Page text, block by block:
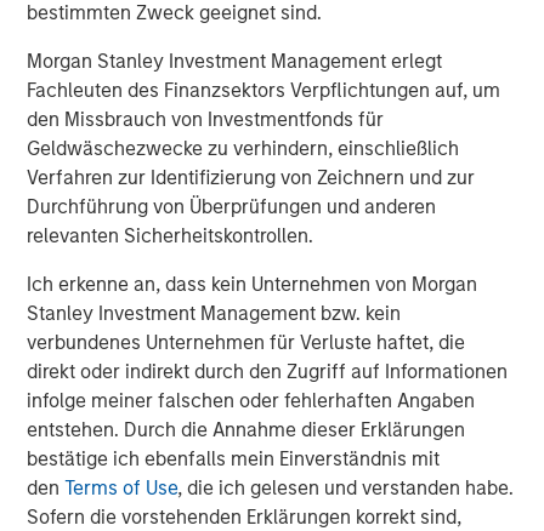
bestimmten Zweck geeignet sind.
Morgan Stanley Investment Management erlegt
Fachleuten des Finanzsektors Verpflichtungen auf, um
den Missbrauch von Investmentfonds für
Geldwäschezwecke zu verhindern, einschließlich
Verfahren zur Identifizierung von Zeichnern und zur
Durchführung von Überprüfungen und anderen
relevanten Sicherheitskontrollen.
Ich erkenne an, dass kein Unternehmen von Morgan
Stanley Investment Management bzw. kein
verbundenes Unternehmen für Verluste haftet, die
direkt oder indirekt durch den Zugriff auf Informationen
infolge meiner falschen oder fehlerhaften Angaben
entstehen. Durch die Annahme dieser Erklärungen
bestätige ich ebenfalls mein Einverständnis mit
denTerms of Use, die ich gelesen und verstanden habe.
Sofern die vorstehenden Erklärungen korrekt sind,
Video: Warum man jetzt in
Schwellenländeranleihen investieren sollte -
Strategie, Wettbewerbsvorteil und
langfristige Chancen
The Author
Brad Godfrey, CFA
Managing Director
Vorgestellte Einblicke